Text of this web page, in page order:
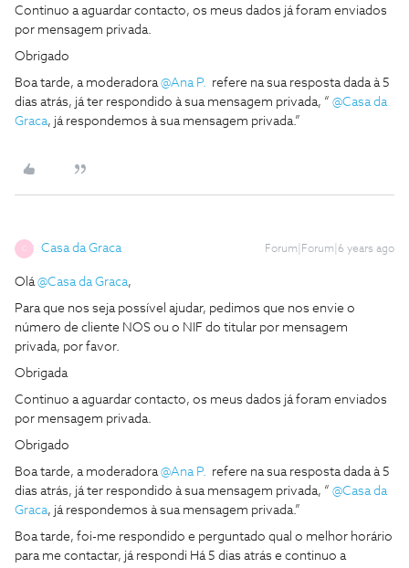
Continuo a aguardar contacto, os meus dados já foram enviados
por mensagem privada.
Obrigado
Boa tarde, a moderadora@Ana P. refere na sua resposta dada à 5
dias atrás, já ter respondido à sua mensagem privada, “ @Casa da
Graca, já respondemos à sua mensagem privada.”
C Casa da Graca Forum|Forum|6 years ago
Olá@Casa da Graca,
Para que nos seja possível ajudar, pedimos que nos envie o
número de cliente NOS ou o NIF do titular por mensagem
privada, por favor.
Obrigada
Continuo a aguardar contacto, os meus dados já foram enviados
por mensagem privada.
Obrigado
Boa tarde, a moderadora@Ana P. refere na sua resposta dada à 5
dias atrás, já ter respondido à sua mensagem privada, “ @Casa da
Graca, já respondemos à sua mensagem privada.”
Boa tarde, foi-me respondido e perguntado qual o melhor horário
para me contactar, já respondi Há 5 dias atrás e continuo a